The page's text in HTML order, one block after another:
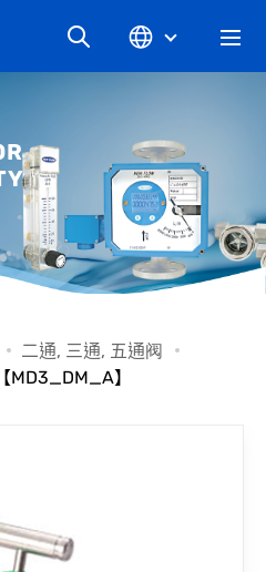
息
章
们
二通, 三通, 五通阀
MD3_DM_A】